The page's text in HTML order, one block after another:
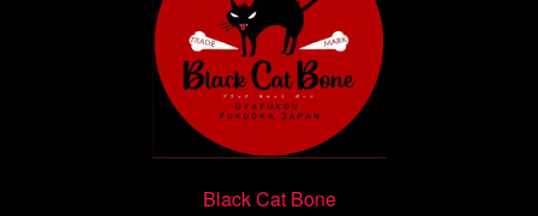
Black Cat Bone